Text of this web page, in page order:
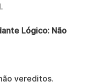
Lógico: Não
vereditos.